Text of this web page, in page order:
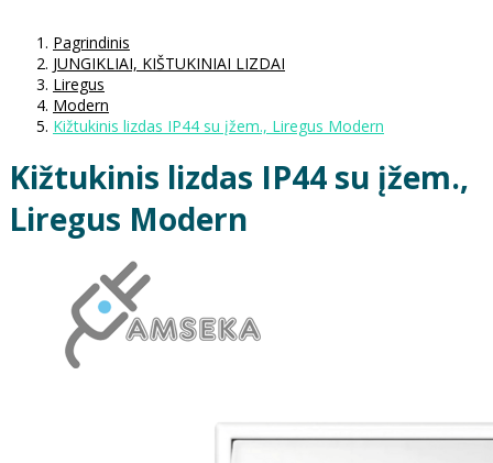
Pagrindinis
JUNGIKLIAI, KIŠTUKINIAI LIZDAI
Liregus
Modern
Kižtukinis lizdas IP44 su įžem., Liregus Modern
Kižtukinis lizdas IP44 su įžem.,
Liregus Modern